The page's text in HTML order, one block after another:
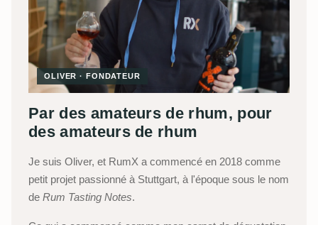
OLIVER · FONDATEUR
Par des amateurs de rhum, pour
des amateurs de rhum
Je suis Oliver, et RumX a commencé en 2018 comme
petit projet passionné à Stuttgart, à l'époque sous le nom
de Rum Tasting Notes.